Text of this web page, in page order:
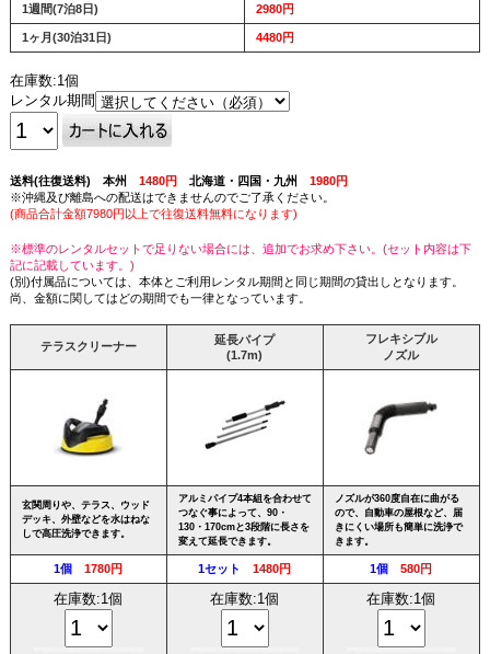
1週間(7泊8日) 2980円
1ヶ月(30泊31日) 4480円
在庫数:1個
レンタル期間
送料(往復送料) 本州 1480円 北海道・四国・九州 1980円
※沖縄及び離島への配送はできませんのでご了承ください。
(商品合計金額7980円以上で往復送料無料になります)
※標準のレンタルセットで足りない場合には、追加でお求め下さい。(セット内容は下
記に記載しています。)
(別)付属品については、本体とご利用レンタル期間と同じ期間の貸出しとなります。
尚、金額に関してはどの期間でも一律となっています。
テラスクリーナー
延長パイプ
(1.7m)
フレキシブル
ノズル
玄関周りや、テラス、ウッド
デッキ、外壁などを水はねな
しで高圧洗浄できます。
アルミパイプ4本組を合わせて
つなぐ事によって、90・
130・170cmと3段階に長さを
変えて延長できます。
ノズルが360度自在に曲がる
ので、自動車の屋根など、届
きにくい場所も簡単に洗浄で
きます。
1個 1780円 1セット 1480円 1個 580円
在庫数:1個 在庫数:1個 在庫数:1個